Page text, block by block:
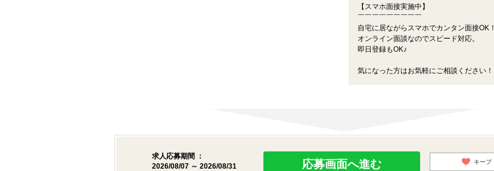
【スマホ面接実施中】
￣￣￣￣￣￣￣￣￣
自宅に居ながらスマホでカンタン面接OK！
オンライン面談なのでスピード対応。
即日登録もOK♪
気になった方はお気軽にご相談ください！
求人応募期間 ：
2026/08/07 ～ 2026/08/31
応募画面へ進む キープ